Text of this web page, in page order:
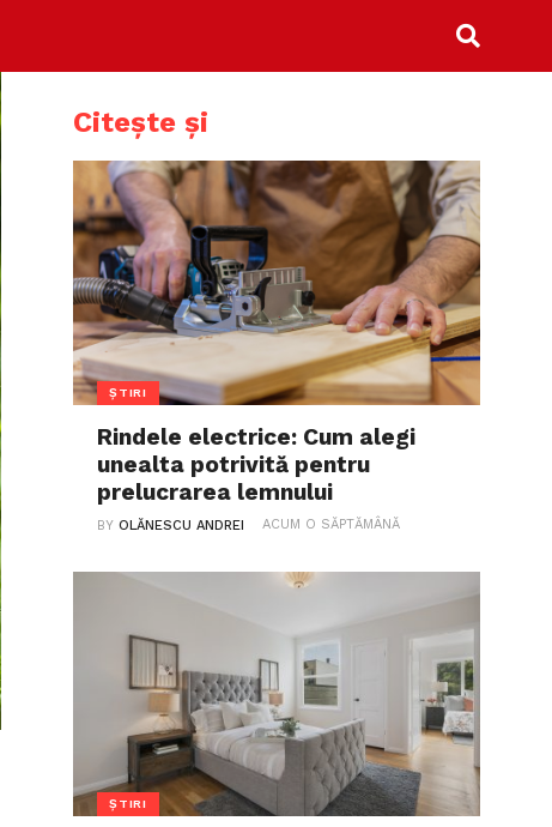
Citește și
ȘTIRI
Rindele electrice: Cum alegi
unealta potrivită pentru
prelucrarea lemnului
BYOLĂNESCU ANDREI ACUM O SĂPTĂMÂNĂ
ȘTIRI